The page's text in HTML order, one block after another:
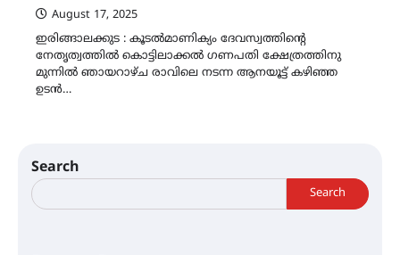
August 17, 2025
ഇരിങ്ങാലക്കുട : കൂടൽമാണിക്യം ദേവസ്വത്തിന്റെ
നേതൃത്വത്തിൽ കൊട്ടിലാക്കൽ ഗണപതി ക്ഷേത്രത്തിനു
മുന്നിൽ ഞായറാഴ്ച രാവിലെ നടന്ന ആനയൂട്ട് കഴിഞ്ഞ
ഉടൻ…
Search
Search